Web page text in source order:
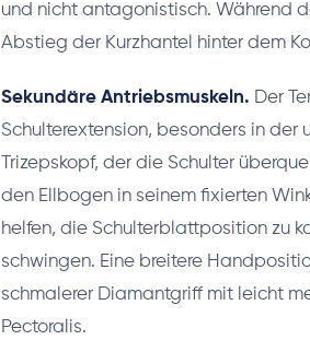
und nicht antagonistisch. Während
Abstieg der Kurzhantel hinter dem
Sekundäre Antriebsmuskeln. Der
Schulterextension, besonders in
Trizepskopf, der die Schulter
den Ellbogen in seinem fixierten
helfen, die Schulterblattposition zu
schwingen. Eine breitere
schmalerer Diamantgriff mit leicht
Pectoralis.